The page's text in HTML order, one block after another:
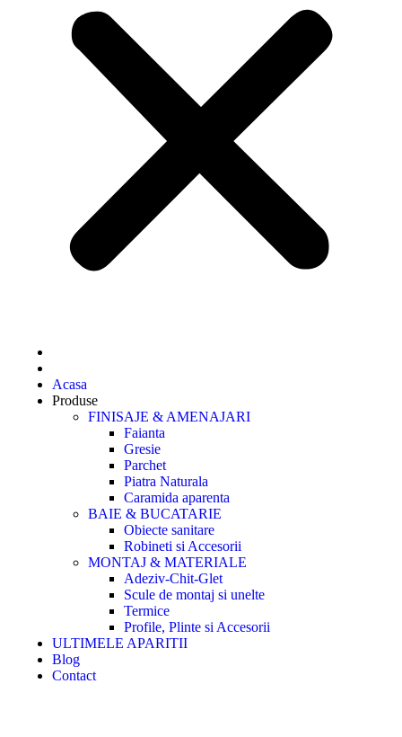
Acasa
Produse
FINISAJE & AMENAJARI
Faianta
Gresie
Parchet
Piatra Naturala
Caramida aparenta
BAIE & BUCATARIE
Obiecte sanitare
Robineti si Accesorii
MONTAJ & MATERIALE
Adeziv-Chit-Glet
Scule de montaj si unelte
Termice
Profile, Plinte si Accesorii
ULTIMELE APARITII
Blog
Contact